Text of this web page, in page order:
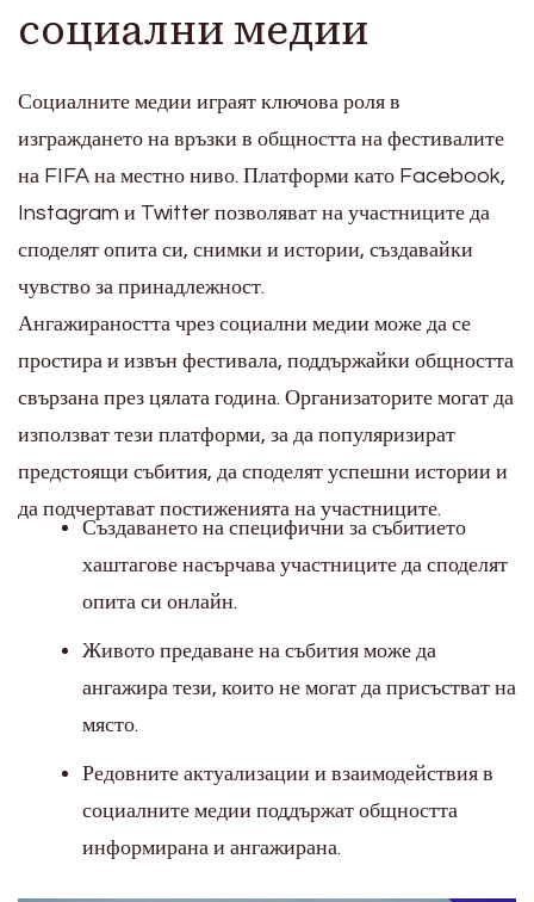
социални медии
Социалните медии играят ключова роля в
изграждането на връзки в общността на фестивалите
на FIFA на местно ниво. Платформи като Facebook,
Instagram и Twitter позволяват на участниците да
споделят опита си, снимки и истории, създавайки
чувство за принадлежност.
Ангажираността чрез социални медии може да се
простира и извън фестивала, поддържайки общността
свързана през цялата година. Организаторите могат да
използват тези платформи, за да популяризират
предстоящи събития, да споделят успешни истории и
да подчертават постиженията на участниците.
Създаването на специфични за събитието
хаштагове насърчава участниците да споделят
опита си онлайн.
Живото предаване на събития може да
ангажира тези, които не могат да присъстват на
място.
Редовните актуализации и взаимодействия в
социалните медии поддържат общността
информирана и ангажирана.